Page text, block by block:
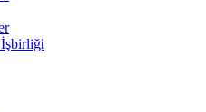
İşbirliği